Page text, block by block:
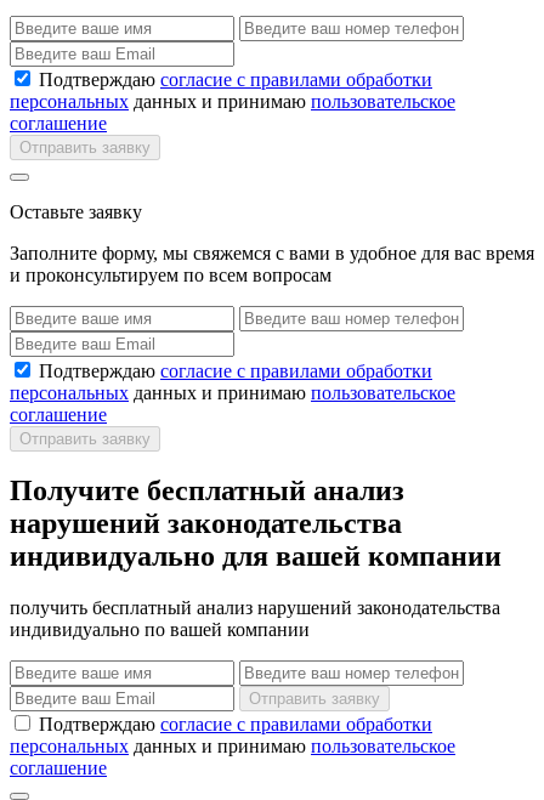
Подтверждаю согласие с правилами обработки
персональных данных и принимаю пользовательское
соглашение
Отправить заявку
Оставьте заявку
Заполните форму, мы свяжемся с вами в удобное для вас время
и проконсультируем по всем вопросам
Подтверждаю согласие с правилами обработки
персональных данных и принимаю пользовательское
соглашение
Отправить заявку
Получите бесплатный анализ
нарушений законодательства
индивидуально для вашей компании
получить бесплатный анализ нарушений законодательства
индивидуально по вашей компании
Отправить заявку
Подтверждаю согласие с правилами обработки
персональных данных и принимаю пользовательское
соглашение